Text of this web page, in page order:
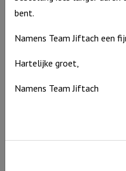
bent.
Namens Team Jiftach een
Hartelijke groet,
Namens Team Jiftach